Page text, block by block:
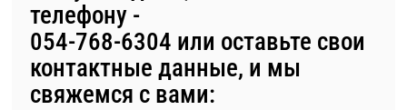
телефону -
054-768-6304 или оставьте свои
контактные данные, и мы
свяжемся с вами: